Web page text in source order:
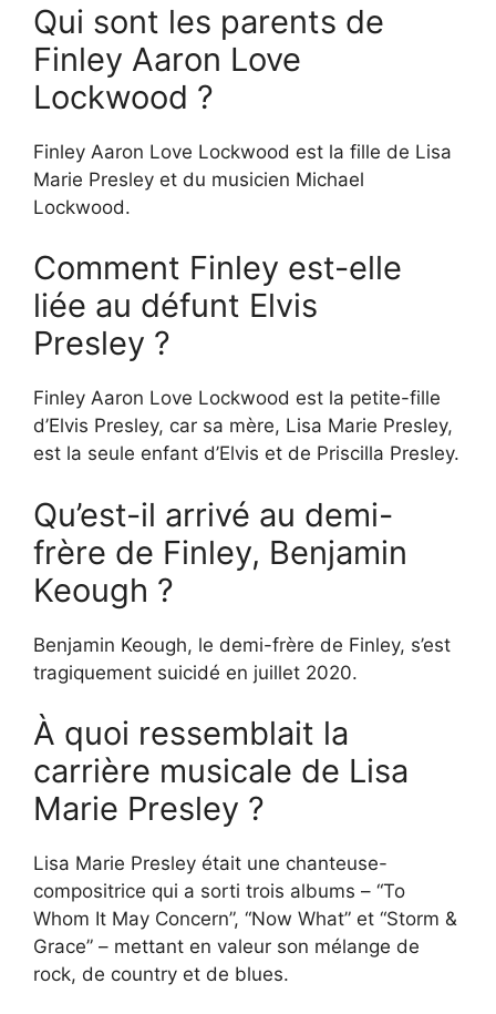
Qui sont les parents de
Finley Aaron Love
Lockwood ?
Finley Aaron Love Lockwood est la fille de Lisa
Marie Presley et du musicien Michael
Lockwood.
Comment Finley est-elle
liée au défunt Elvis
Presley ?
Finley Aaron Love Lockwood est la petite-fille
d’Elvis Presley, car sa mère, Lisa Marie Presley,
est la seule enfant d’Elvis et de Priscilla Presley.
Qu’est-il arrivé au demi-
frère de Finley, Benjamin
Keough ?
Benjamin Keough, le demi-frère de Finley, s’est
tragiquement suicidé en juillet 2020.
À quoi ressemblait la
carrière musicale de Lisa
Marie Presley ?
Lisa Marie Presley était une chanteuse-
compositrice qui a sorti trois albums – “To
Whom It May Concern”, “Now What” et “Storm &
Grace” – mettant en valeur son mélange de
rock, de country et de blues.